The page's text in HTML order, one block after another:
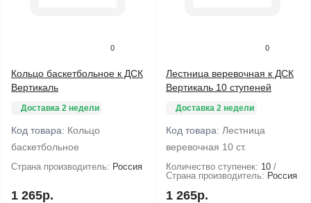
0
Кольцо баскетбольное к ДСК
Вертикаль
Доставка 2 недели
Код товара: Кольцо
баскетбольное
Страна производитель: Россия
1 265р.
0
Лестница веревочная к ДСК
Вертикаль 10 ступеней
Доставка 2 недели
Код товара: Лестница
веревочная 10 ст.
Количество ступенек: 10
Страна производитель: Россия
1 265р.